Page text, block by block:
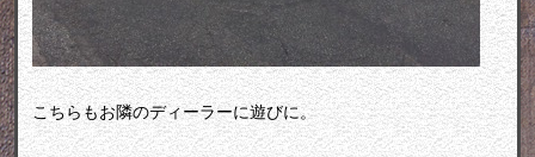
こちらもお隣のディーラーに遊びに。